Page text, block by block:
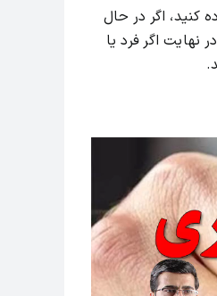
کنید، اگر در حال
نهایت اگر فرد یا